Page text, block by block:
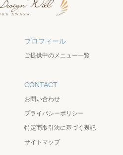
プロフィール
ご提供中のメニュー一覧
CONTACT
お問い合わせ
プライバシーポリシー
特定商取引法に基づく表記
サイトマップ